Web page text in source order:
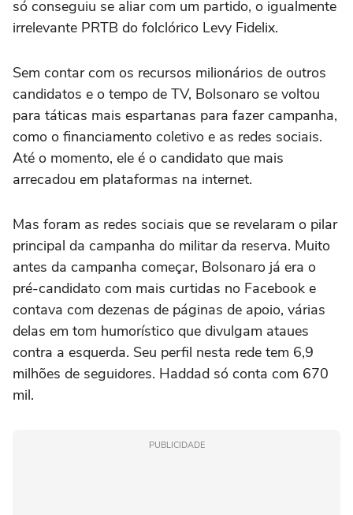
só conseguiu se aliar com um partido, o igualmente
irrelevante PRTB do folclórico Levy Fidelix.
Sem contar com os recursos milionários de outros
candidatos e o tempo de TV, Bolsonaro se voltou
para táticas mais espartanas para fazer campanha,
como o financiamento coletivo e as redes sociais.
Até o momento, ele é o candidato que mais
arrecadou em plataformas na internet.
Mas foram as redes sociais que se revelaram o pilar
principal da campanha do militar da reserva. Muito
antes da campanha começar, Bolsonaro já era o
pré-candidato com mais curtidas no Facebook e
contava com dezenas de páginas de apoio, várias
delas em tom humorístico que divulgam ataues
contra a esquerda. Seu perfil nesta rede tem 6,9
milhões de seguidores. Haddad só conta com 670
mil.
PUBLICIDADE